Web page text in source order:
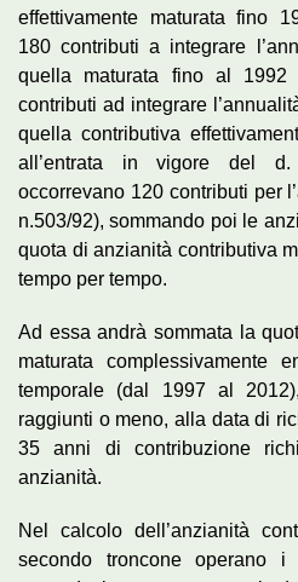
effettivamente maturata fino
180 contributi a integrare
quella maturata fino al 1992
contributi ad integrare
quella contributiva
all’entrata in vigore del d.
occorrevano 120 contributi per
n.503/92), sommando poi le
quota di anzianità contributiva
tempo per tempo.
Ad essa andrà sommata la
maturata complessivamente
temporale (dal 1997 al
raggiunti o meno, alla data di
35 anni di contribuzione
anzianità.
Nel calcolo dell’anzianità
secondo troncone operano